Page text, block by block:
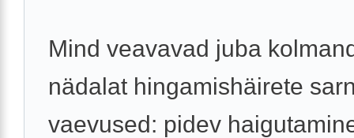
Mind veavavad juba
nädalat hingamishäirete
vaevused: pidev